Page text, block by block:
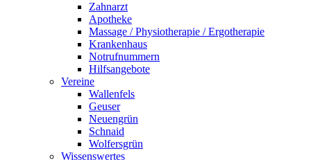
Zahnarzt
Apotheke
Massage / Physiotherapie / Ergotherapie
Krankenhaus
Notrufnummern
Hilfsangebote
Vereine
Wallenfels
Geuser
Neuengrün
Schnaid
Wolfersgrün
Wissenswertes